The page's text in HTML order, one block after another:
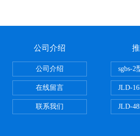
公司介绍
公司介绍
在线留言
联系我们
sgbs-
JLD-
JLD-